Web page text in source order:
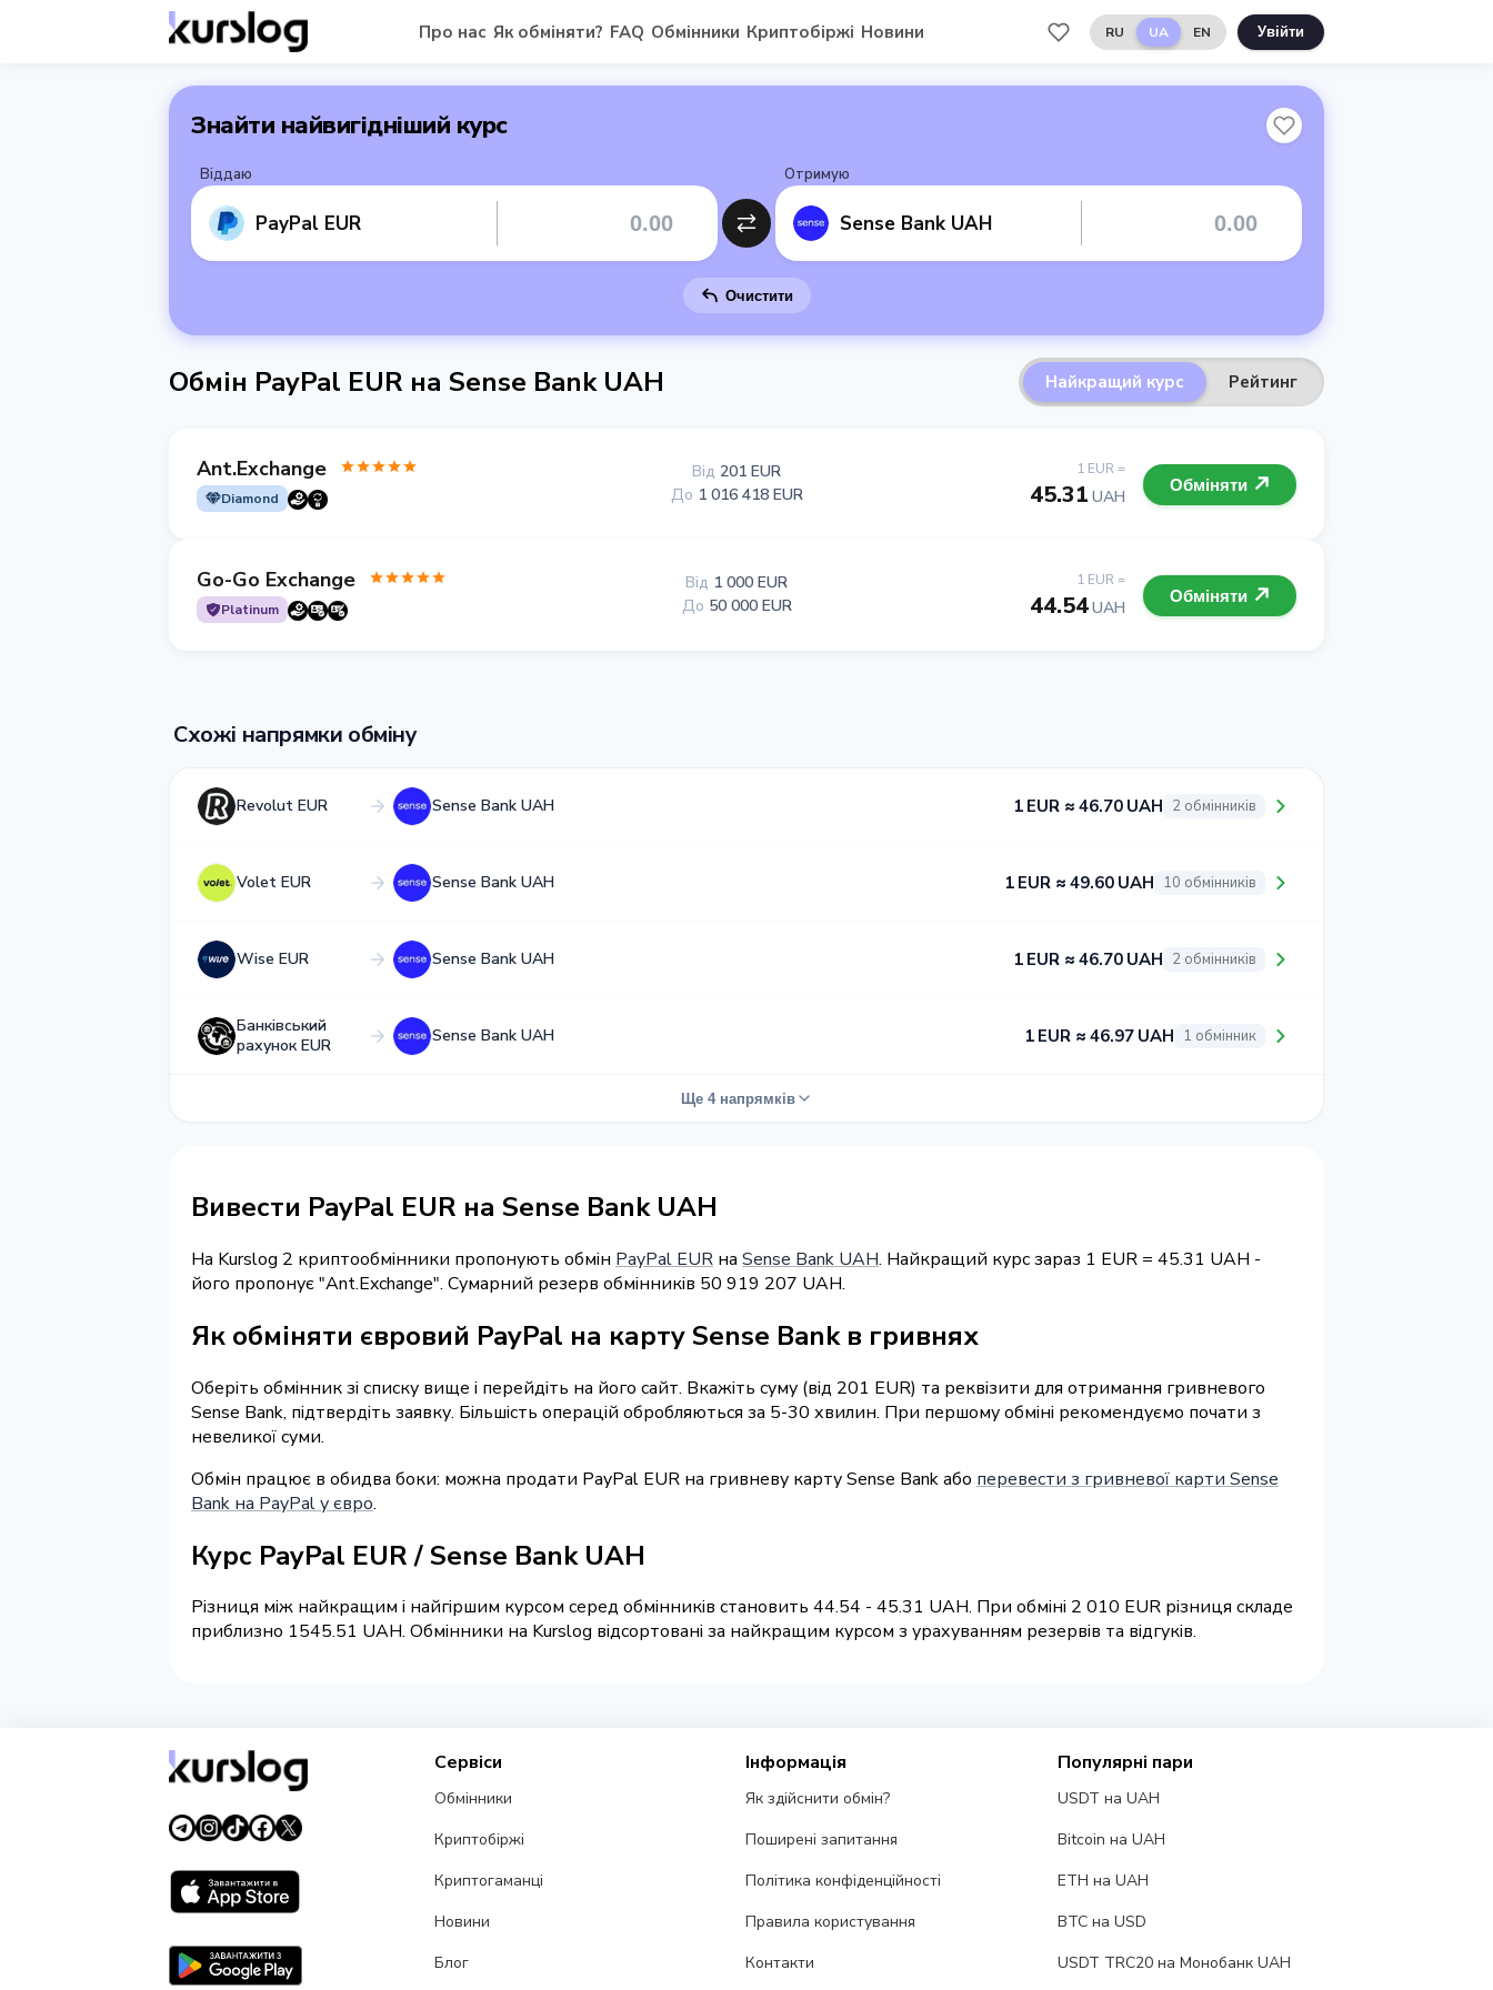
Про нас Як обміняти? FAQ Обмінники Криптобіржі Новини RU UA EN Увійти
Знайти найвигідніший курс
Віддаю
PayPal EUR
Отримую
Sense Bank UAH
Очистити
Обмін PayPal EUR на Sense Bank UAH Найкращий курс Рейтинг
Ant.Exchange
Diamond
1 EUR =
45.31 UAH
Від 201 EUR
До 1 016 418 EUR Обміняти
Go-Go Exchange
Platinum
1 EUR =
44.54UAH
Від 1 000 EUR
До 50 000 EUR Обміняти
Схожі напрямки обміну
Revolut EUR Sense Bank UAH 1 EUR ≈ 46.70 UAH 2 обмінників
Volet EUR Sense Bank UAH 1 EUR ≈ 49.60 UAH 10 обмінників
Wise EUR Sense Bank UAH 1 EUR ≈ 46.70 UAH 2 обмінників
Банківський
рахунок EUR
Sense Bank UAH 1 EUR ≈ 46.97 UAH 1 обмінник
Ще 4 напрямків
Вивести PayPal EUR на Sense Bank UAH
На Kurslog 2 криптообмінники пропонують обмін PayPal EUR на Sense Bank UAH. Найкращий курс зараз 1 EUR = 45.31 UAH -
його пропонує "Ant.Exchange". Сумарний резерв обмінників 50 919 207 UAH.
Як обміняти євровий PayPal на карту Sense Bank в гривнях
Оберіть обмінник зі списку вище і перейдіть на його сайт. Вкажіть суму (від 201 EUR) та реквізити для отримання гривневого
Sense Bank, підтвердіть заявку. Більшість операцій обробляються за 5-30 хвилин. При першому обміні рекомендуємо почати з
невеликої суми.
Обмін працює в обидва боки: можна продати PayPal EUR на гривневу карту Sense Bank або перевести з гривневої карти Sense
Bank на PayPal у євро.
Курс PayPal EUR / Sense Bank UAH
Різниця між найкращим і найгіршим курсом серед обмінників становить 44.54 - 45.31 UAH. При обміні 2 010 EUR різниця складе
приблизно 1545.51 UAH. Обмінники на Kurslog відсортовані за найкращим курсом з урахуванням резервів та відгуків.
Сервіси
Обмінники
Криптобіржі
Криптогаманці
Новини
Блог
Інформація
Як здійснити обмін?
Поширені запитання
Політика конфіденційності
Правила користування
Контакти
Популярні пари
USDT на UAH
Bitcoin на UAH
ETH на UAH
BTC на USD
USDT TRC20 на Монобанк UAH